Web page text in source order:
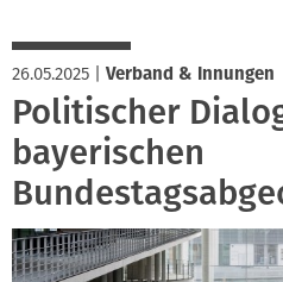
26.05.2025 Verband & Innungen
Politischer
bayerischen